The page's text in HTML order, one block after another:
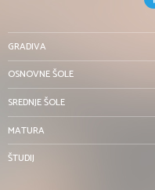
GRADIVA
OSNOVNE ŠOLE
SREDNJE ŠOLE
MATURA
ŠTUDIJ